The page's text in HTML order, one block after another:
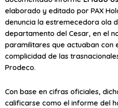
elaborado y editado por PAX
denuncia la estremecedora ola
departamento del Cesar, en el
paramilitares que actuaban con
complicidad de las
Prodeco.
Con base en cifras oficiales,
calificarse como el informe del